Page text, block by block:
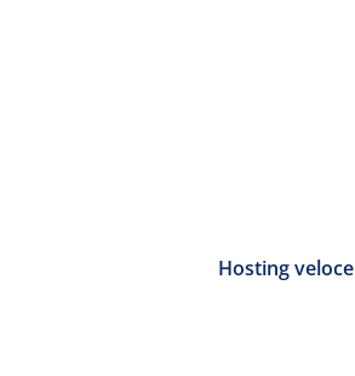
Hosting veloce